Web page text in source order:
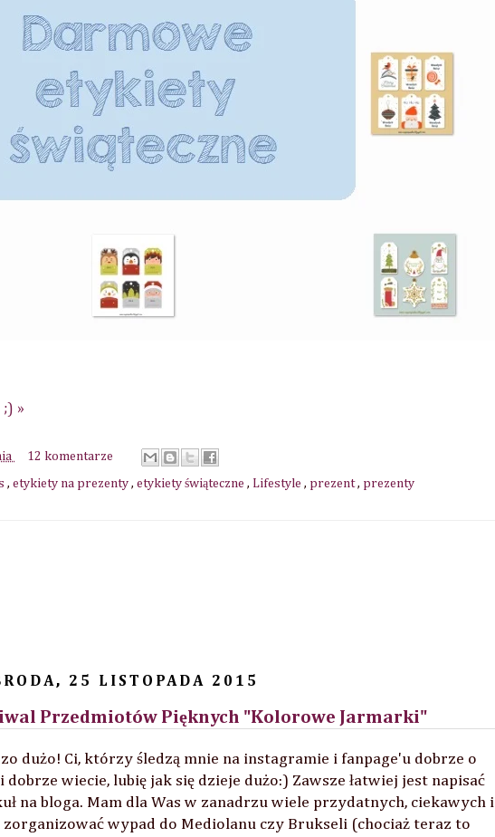
;) »
12 komentarze
, etykiety na prezenty , etykiety świąteczne , Lifestyle , prezent, prezenty
25 LISTOPADA 2015
Przedmiotów Pięknych "Kolorowe Jarmarki"
dużo! Ci, którzy śledzą mnie na instagramie i fanpage'u dobrze o
wiecie, lubię jak się dzieje dużo:) Zawsze łatwiej jest napisać
na bloga. Mam dla Was w zanadrzu wiele przydatnych, ciekawych i
wypad do Mediolanu czy Brukseli (chociaż teraz to